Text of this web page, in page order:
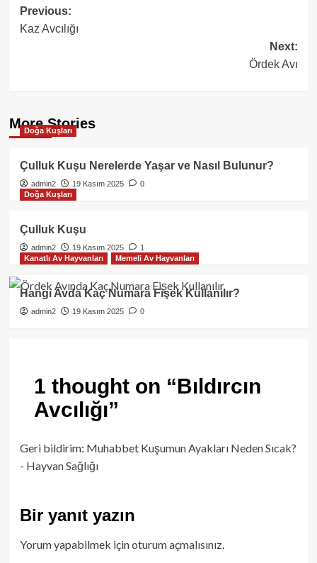
Post
navigation
Previous:
Kaz Avcılığı
Next:
Ördek Avı
More Stories
Doğa Kuşları
Çulluk Kuşu Nerelerde Yaşar ve Nasıl Bulunur?
admin2 19 Kasım 2025
0
Doğa Kuşları
Çulluk Kuşu
admin2 19 Kasım 2025
1
Kanatlı Av Hayvanları
Memeli Av Hayvanları
Hangi Avda Kaç Numara Fişek Kullanılır?
admin2 19 Kasım 2025 0
1 thought on “Bıldırcın
Avcılığı”
Geri bildirim: Muhabbet Kuşumun Ayakları Neden Sıcak?
- Hayvan Sağlığı
Bir yanıt yazın
Yorum yapabilmek içinoturum açmalısınız.